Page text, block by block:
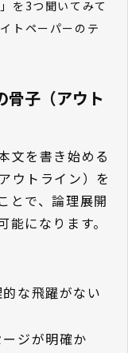
を3つ聞いてみて
トペーパーのテ
骨子（アウト
文を書き始める
ウトライン）を
とで、論理展開
になります。
な飛躍がない
ジが明確か